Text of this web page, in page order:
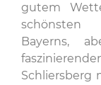
gutem
schönsten
Bayerns,
Schliersberg